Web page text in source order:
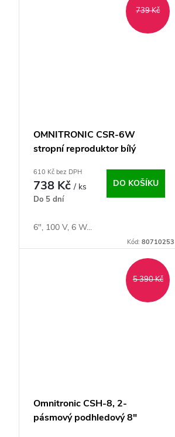
739 Kč
OMNITRONIC CSR-6W
stropní reproduktor bílý
610 Kč bez DPH
738 Kč/ ks
Do 5 dní
DO KOŠÍKU
6", 100 V, 6 W...
Kód:80710253
5 390 Kč
Omnitronic CSH-8, 2-
pásmový podhledový 8"